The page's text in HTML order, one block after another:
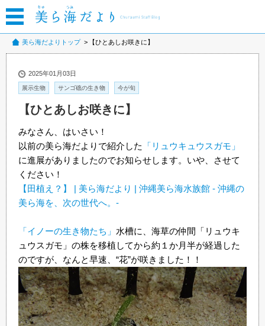
美ら海だよりトップ 【ひとあしお咲きに】
2025年01月03日
展示生物 サンゴ礁の生き物 今が旬
【ひとあしお咲きに】
みなさん、はいさい！
以前の美ら海だよりで紹介した
「リュウキュウスガモ」
に進展がありましたのでお知らせします。いや、させて
ください！
【田植え？】 | 美ら海だより | 沖縄美ら海水族館 - 沖縄の
美ら海を、次の世代へ。-
「イノーの生き物たち」 水槽に、海草の仲間「リュウキ
ュウスガモ」の株を移植してから約１か月半が経過した
のですが、なんと早速、“花”が咲きました！！